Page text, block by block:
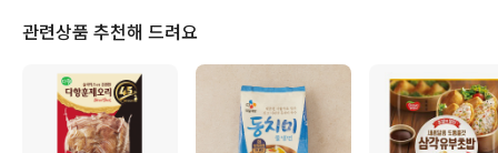
관련상품 추천해 드려요